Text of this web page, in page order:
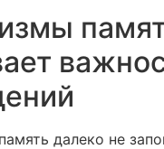
далеко не